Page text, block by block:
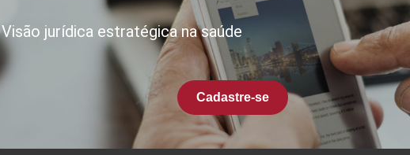
Visão jurídica estratégica na saúde
Cadastre-se